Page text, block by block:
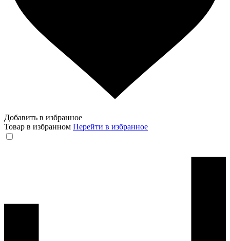
Добавить в избранное
Товар в избранном Перейти в избранное